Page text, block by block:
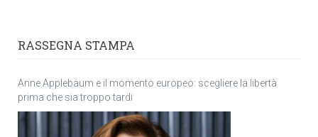
RASSEGNA STAMPA
Anne Applebaum e il momento europeo: scegliere la libertà
prima che sia troppo tardi